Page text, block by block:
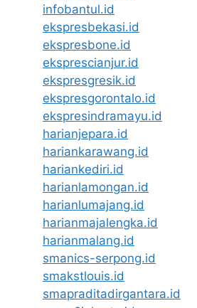
infobantul.id
ekspresbekasi.id
ekspresbone.id
eksprescianjur.id
ekspresgresik.id
ekspresgorontalo.id
ekspresindramayu.id
harianjepara.id
hariankarawang.id
hariankediri.id
harianlamongan.id
harianlumajang.id
harianmajalengka.id
harianmalang.id
smanics-serpong.id
smakstlouis.id
smapraditadirgantara.id